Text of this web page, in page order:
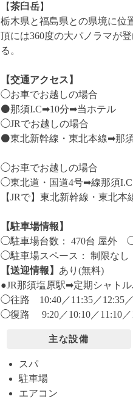
【茶臼岳】
栃木県と福島県との県境に位
頂には360度の大パノラマが
る。
【交通アクセス】
◯お車でお越しの場合
⚫️那須I.C➡︎10分➡︎当ホテル
◯JRでお越しの場合
⚫️東北新幹線・東北本線➡︎那
◯お車でお越しの場合
◯東北道・国道4号➡︎線那須
【JRで】東北新幹線・東北
【駐車場情報】
◯駐車場台数： 470台 屋外
◯駐車場スペース： 制限な
【送迎情報】 あり(無料)
●JR那須塩原駅➡︎定期シャト
◯往路 10:40／11:35／12:35／
◯復路 9:20／10:10／11:10／
主な設備
スパ
駐車場
エアコン